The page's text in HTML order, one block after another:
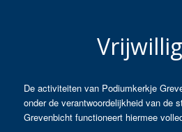
De activiteiten van Podiumkerkje
onder de verantwoordelijkheid van de
Grevenbicht functioneert hiermee